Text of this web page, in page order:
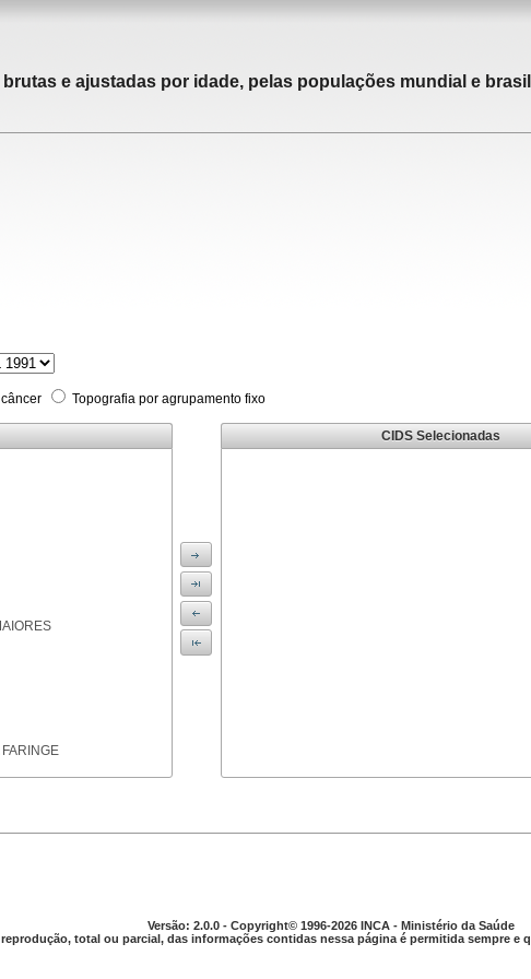
e ajustadas por idade, pelas populações mundial e
Topografia por agrupamento fixo
CIDS Selecionadas
Versão: 2.0.0 - Copyright© 1996-2026 INCA - Ministério da Saúde
total ou parcial, das informações contidas nessa página é permitida sempre e